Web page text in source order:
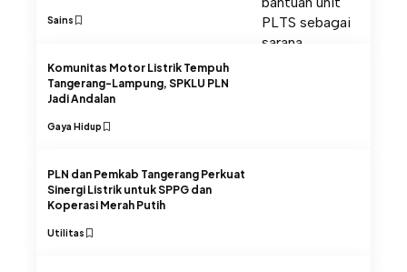
Sains
Komunitas Motor Listrik Tempuh
Tangerang-Lampung, SPKLU PLN
Jadi Andalan
Gaya Hidup
PLN dan Pemkab Tangerang Perkuat
Sinergi Listrik untuk SPPG dan
Koperasi Merah Putih
Utilitas